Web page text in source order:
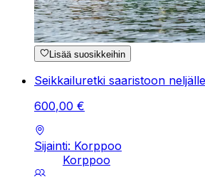
Lisää suosikkeihin
Seikkailuretki saaristoon
600,00 €
Sijainti: Korppoo
Korppoo